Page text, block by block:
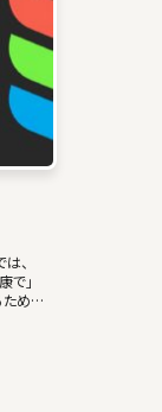
、
で」
ための